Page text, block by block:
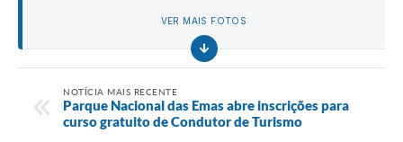
VER MAIS FOTOS
NOTÍCIA MAIS RECENTE
Parque Nacional das Emas abre inscrições para
curso gratuito de Condutor de Turismo